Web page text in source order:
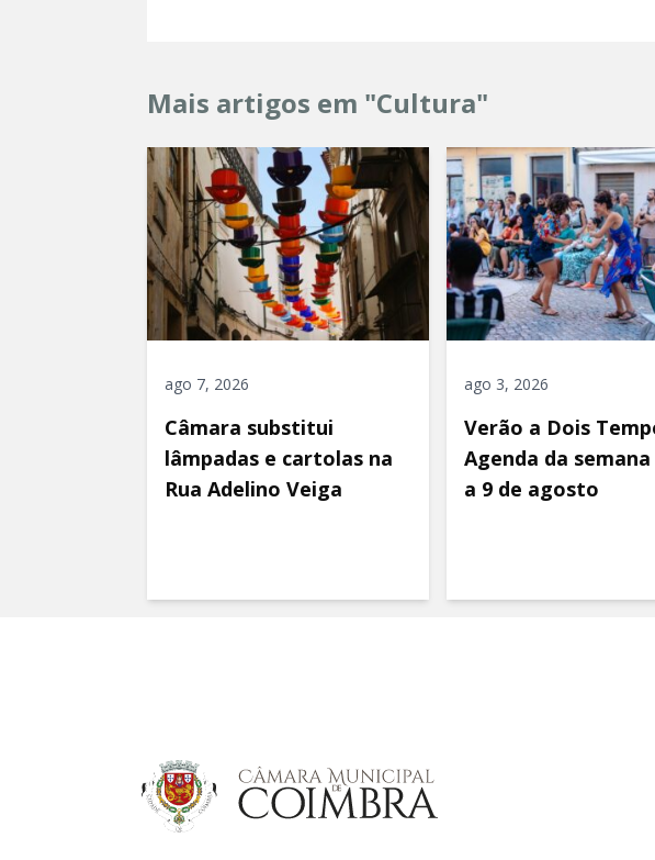
Mais artigos em "Cultura"
ago 7, 2026
Câmara substitui
lâmpadas e cartolas na
Rua Adelino Veiga
ago 3, 2026
Verão a Dois
Agenda da semana
a 9 de agosto